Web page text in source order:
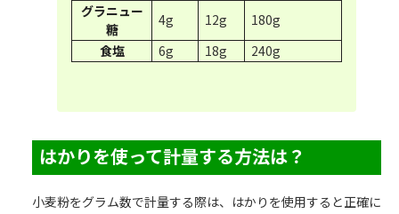
グラニュー
糖
4g 12g
180g
食塩
6g 18g 240g
はかりを使って計量する方法は？
小麦粉をグラム数で計量する際は、はかりを使用すると正確に